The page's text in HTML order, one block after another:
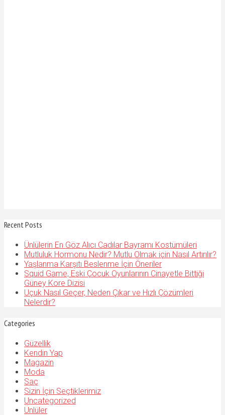
Recent Posts
Ünlülerin En Göz Alıcı Cadılar Bayramı Kostümüleri
Mutluluk Hormonu Nedir? Mutlu Olmak için Nasıl Artırılır?
Yaşlanma Karşıtı Beslenme İçin Öneriler
Squid Game, Eski Çocuk Oyunlarının Cinayetle Bittiği
Güney Kore Dizisi
Uçuk Nasıl Geçer, Neden Çıkar ve Hızlı Çözümleri
Nelerdir?
Categories
Güzellik
Kendin Yap
Magazin
Moda
Saç
Sizin İçin Seçtiklerimiz
Uncategorized
Ünlüler